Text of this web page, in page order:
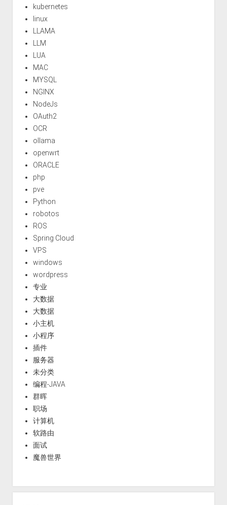
kubernetes
linux
LLAMA
LLM
LUA
MAC
MYSQL
NGINX
NodeJs
OAuth2
OCR
ollama
openwrt
ORACLE
php
pve
Python
robotos
ROS
Spring Cloud
VPS
windows
wordpress
专业
大数据
大数据
小主机
小程序
插件
服务器
未分类
编程-JAVA
群晖
职场
计算机
软路由
面试
魔兽世界